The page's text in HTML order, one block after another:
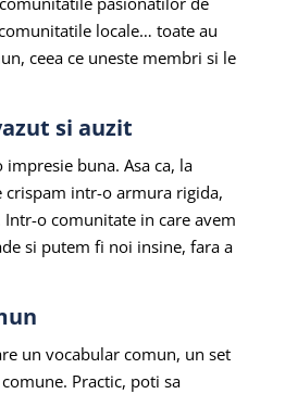
locale… toate au
ceea ce uneste membri si le
si auzit
buna. Asa ca, la
crispam intr-o armura rigida,
Intr-o comunitate in care avem
si putem fi noi insine, fara a
un vocabular comun, un set
Practic, poti sa